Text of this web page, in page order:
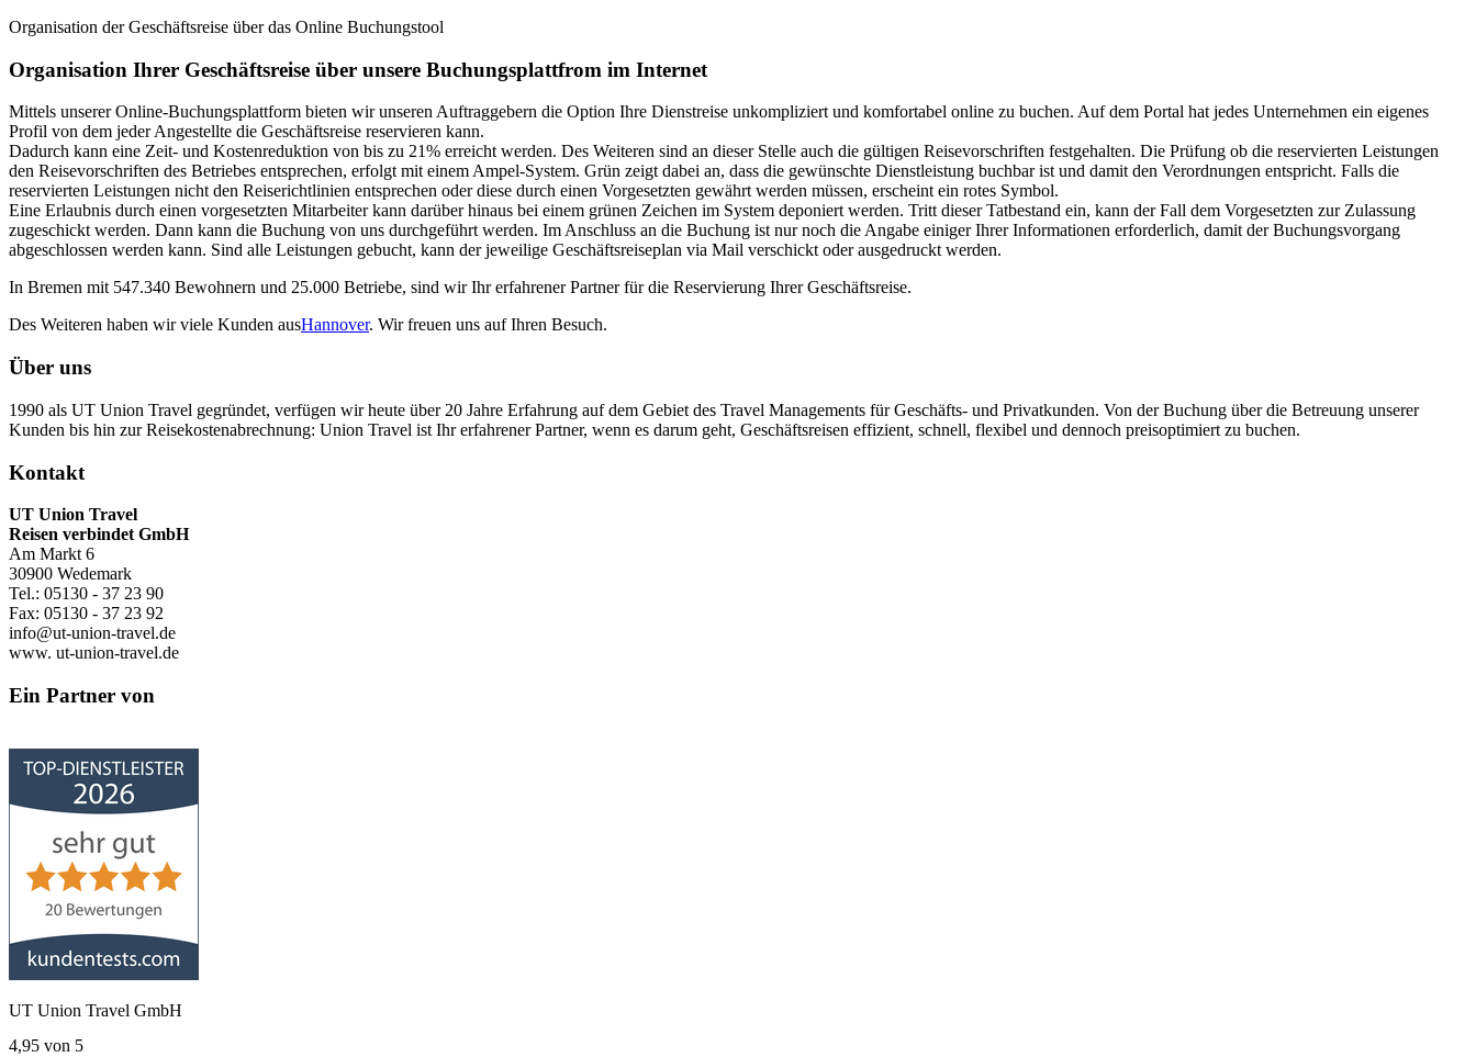
Organisation der Geschäftsreise über das Online Buchungstool
Organisation Ihrer Geschäftsreise über unsere Buchungsplattfrom im Internet
Mittels unserer Online-Buchungsplattform bieten wir unseren Auftraggebern die Option Ihre Dienstreise unkompliziert und komfortabel online zu buchen. Auf dem Portal hat jedes Unternehmen ein eigenes
Profil von dem jeder Angestellte die Geschäftsreise reservieren kann.
Dadurch kann eine Zeit- und Kostenreduktion von bis zu 21% erreicht werden. Des Weiteren sind an dieser Stelle auch die gültigen Reisevorschriften festgehalten. Die Prüfung ob die reservierten Leistungen
den Reisevorschriften des Betriebes entsprechen, erfolgt mit einem Ampel-System. Grün zeigt dabei an, dass die gewünschte Dienstleistung buchbar ist und damit den Verordnungen entspricht. Falls die
reservierten Leistungen nicht den Reiserichtlinien entsprechen oder diese durch einen Vorgesetzten gewährt werden müssen, erscheint ein rotes Symbol.
Eine Erlaubnis durch einen vorgesetzten Mitarbeiter kann darüber hinaus bei einem grünen Zeichen im System deponiert werden. Tritt dieser Tatbestand ein, kann der Fall dem Vorgesetzten zur Zulassung
zugeschickt werden. Dann kann die Buchung von uns durchgeführt werden. Im Anschluss an die Buchung ist nur noch die Angabe einiger Ihrer Informationen erforderlich, damit der Buchungsvorgang
abgeschlossen werden kann. Sind alle Leistungen gebucht, kann der jeweilige Geschäftsreiseplan via Mail verschickt oder ausgedruckt werden.
In Bremen mit 547.340 Bewohnern und 25.000 Betriebe, sind wir Ihr erfahrener Partner für die Reservierung Ihrer Geschäftsreise.
Des Weiteren haben wir viele Kunden ausHannover. Wir freuen uns auf Ihren Besuch.
Über uns
1990 als UT Union Travel gegründet, verfügen wir heute über 20 Jahre Erfahrung auf dem Gebiet des Travel Managements für Geschäfts- und Privatkunden. Von der Buchung über die Betreuung unserer
Kunden bis hin zur Reisekostenabrechnung: Union Travel ist Ihr erfahrener Partner, wenn es darum geht, Geschäftsreisen effizient, schnell, flexibel und dennoch preisoptimiert zu buchen.
Kontakt
UT Union Travel
Reisen verbindet GmbH
Am Markt 6
30900 Wedemark
Tel.: 05130 - 37 23 90
Fax: 05130 - 37 23 92
info@ut-union-travel.de
www. ut-union-travel.de
Ein Partner von
UT Union Travel GmbH
4,95 von 5